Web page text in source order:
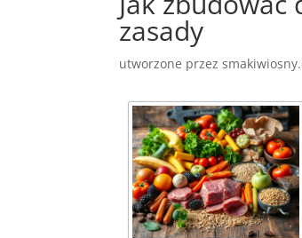
zasady
utworzone przez